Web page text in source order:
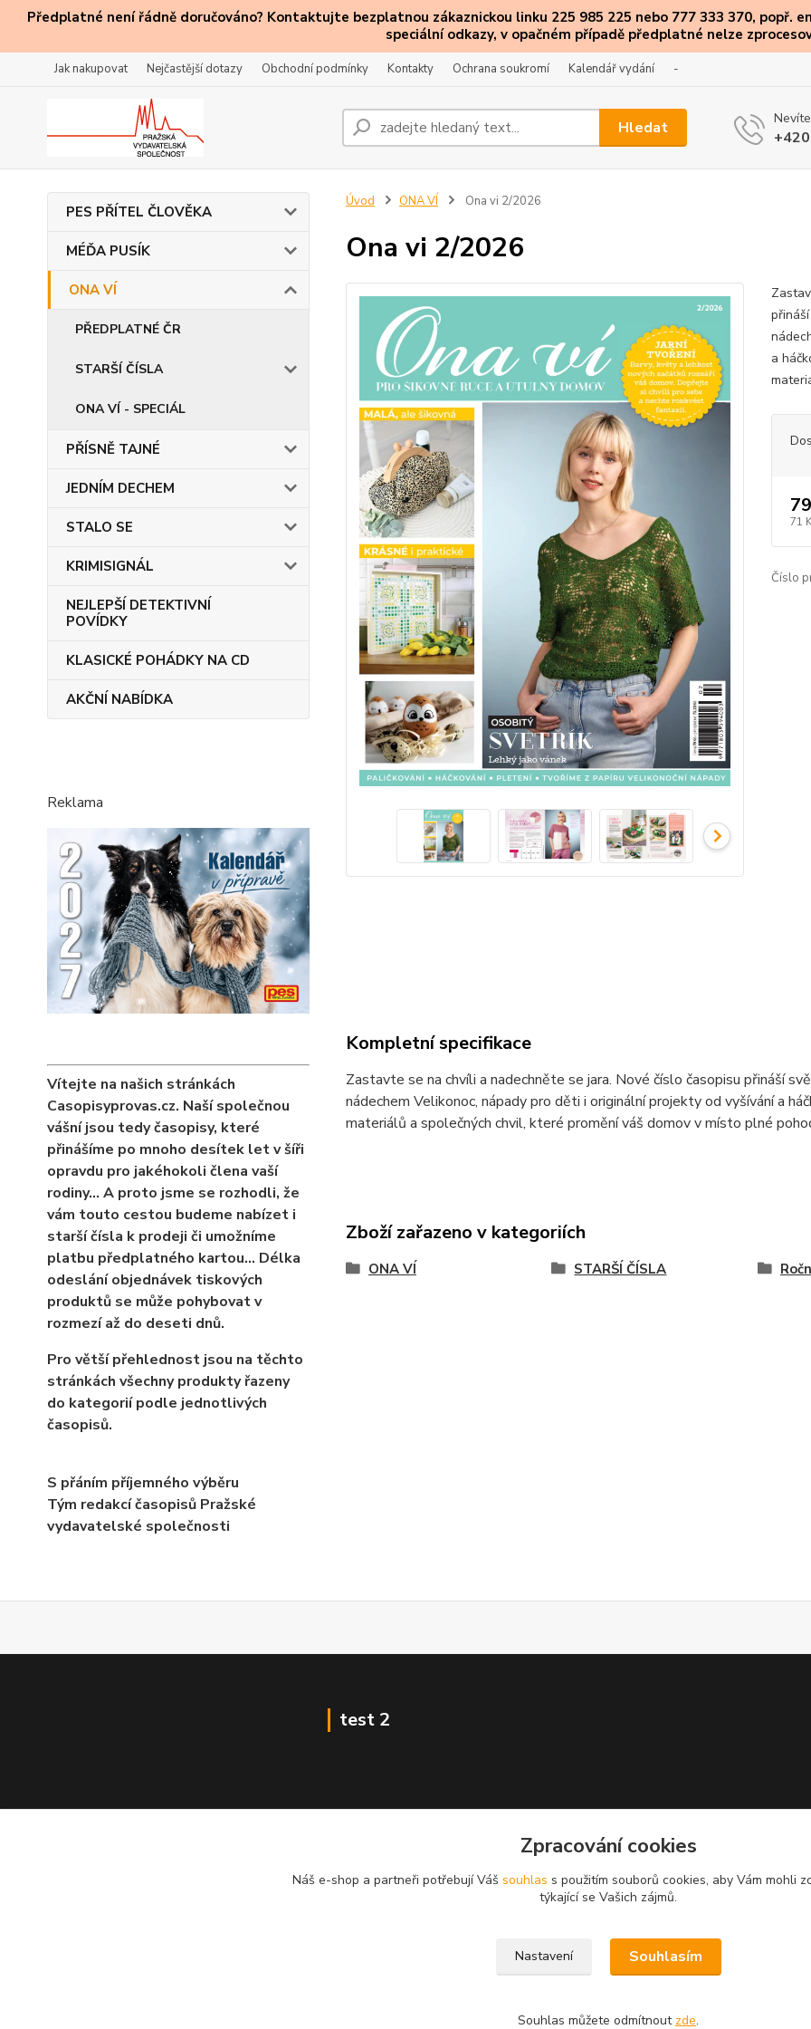
Předplatné není řádně doručováno? Kontaktujte bezplatnou zákaznickou linku 225 985 225 nebo 777 333 370, popř.
speciální odkazy, v opačném případě předplatné nelze
Jak nakupovat Nejčastější dotazy Obchodní podmínky Kontakty Ochrana soukromí Kalendář vydání -
Hledat
PES PŘÍTEL ČLOVĚKA
MÉĎA PUSÍK
ONA VÍ
PŘEDPLATNÉ ČR
STARŠÍ ČÍSLA
ONA VÍ - SPECIÁL
PŘÍSNĚ TAJNÉ
JEDNÍM DECHEM
STALO SE
KRIMISIGNÁL
NEJLEPŠÍ DETEKTIVNÍ
POVÍDKY
KLASICKÉ POHÁDKY NA CD
AKČNÍ NABÍDKA
Reklama
Vítejte na našich stránkách
Casopisyprovas.cz. Naší společnou
vášní jsou tedy časopisy, které
přinášíme po mnoho desítek let v šíři
opravdu pro jakéhokoli člena vaší
rodiny… A proto jsme se rozhodli, že
vám touto cestou budeme nabízet i
starší čísla k prodeji či umožníme
platbu předplatného kartou... Délka
odeslání objednávek tiskových
produktů se může pohybovat v
rozmezí až do deseti dnů.
Pro větší přehlednost jsou na těchto
stránkách všechny produkty řazeny
do kategorií podle jednotlivých
časopisů.
S přáním příjemného výběru
Tým redakcí časopisů Pražské
vydavatelské společnosti
Úvod ONA VÍ Ona vi 2/2026
Ona vi 2/2026
a
71
Číslo
Kompletní specifikace
Zastavte se na chvíli a nadechněte se jara. Nové číslo časopisu přináší
nádechem Velikonoc, nápady pro děti i originální projekty od vyšívání a
materiálů a společných chvil, které promění váš domov v místo plné
Zboží zařazeno v kategoriích
ONA VÍ STARŠÍ ČÍSLA
test 2
Zpracování cookies
Náš e-shop a partneři potřebují Váš souhlas s použitím souborů cookies, aby Vám mohli
týkající se Vašich zájmů.
Nastavení Souhlasím
Souhlas můžete odmítnout zde.